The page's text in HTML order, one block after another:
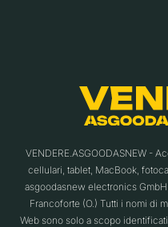
VENDERE.ASGOODASNEW -
cellulari, tablet, MacBook,
asgoodasnew electronics
Francoforte (O.) Tutti i nomi di
Web sono solo a scopo